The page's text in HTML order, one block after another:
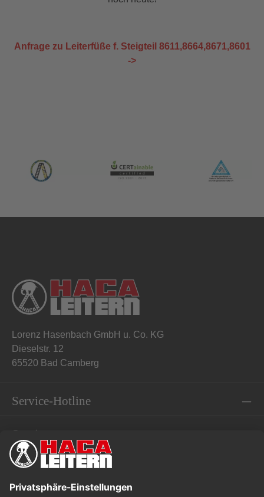
Anfrage zu Leiterfüße f. Steigteil 8611,8664,8671,8601
->
Lorenz Hasenbach GmbH u. Co. KG
Dieselstr. 12
65520 Bad Camberg
Service-Hotline
Service
Informationen